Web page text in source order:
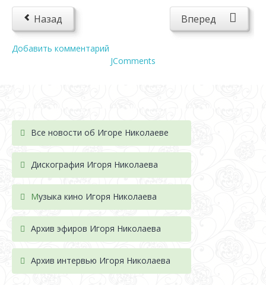
Назад Вперед
Добавить комментарий
JComments
Все новости об Игоре Николаеве
Дискография Игоря Николаева
Музыка кино Игоря Николаева
Архив эфиров Игоря Николаева
Архив интервью Игоря Николаева